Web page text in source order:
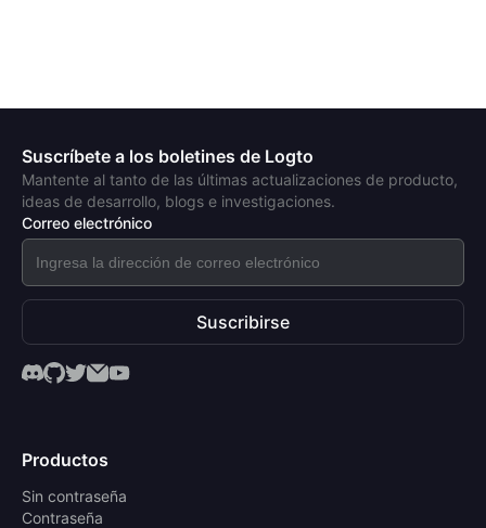
Suscríbete a los boletines de Logto
Mantente al tanto de las últimas actualizaciones de producto,
ideas de desarrollo, blogs e investigaciones.
Correo electrónico
Suscribirse
Productos
Sin contraseña
Contraseña